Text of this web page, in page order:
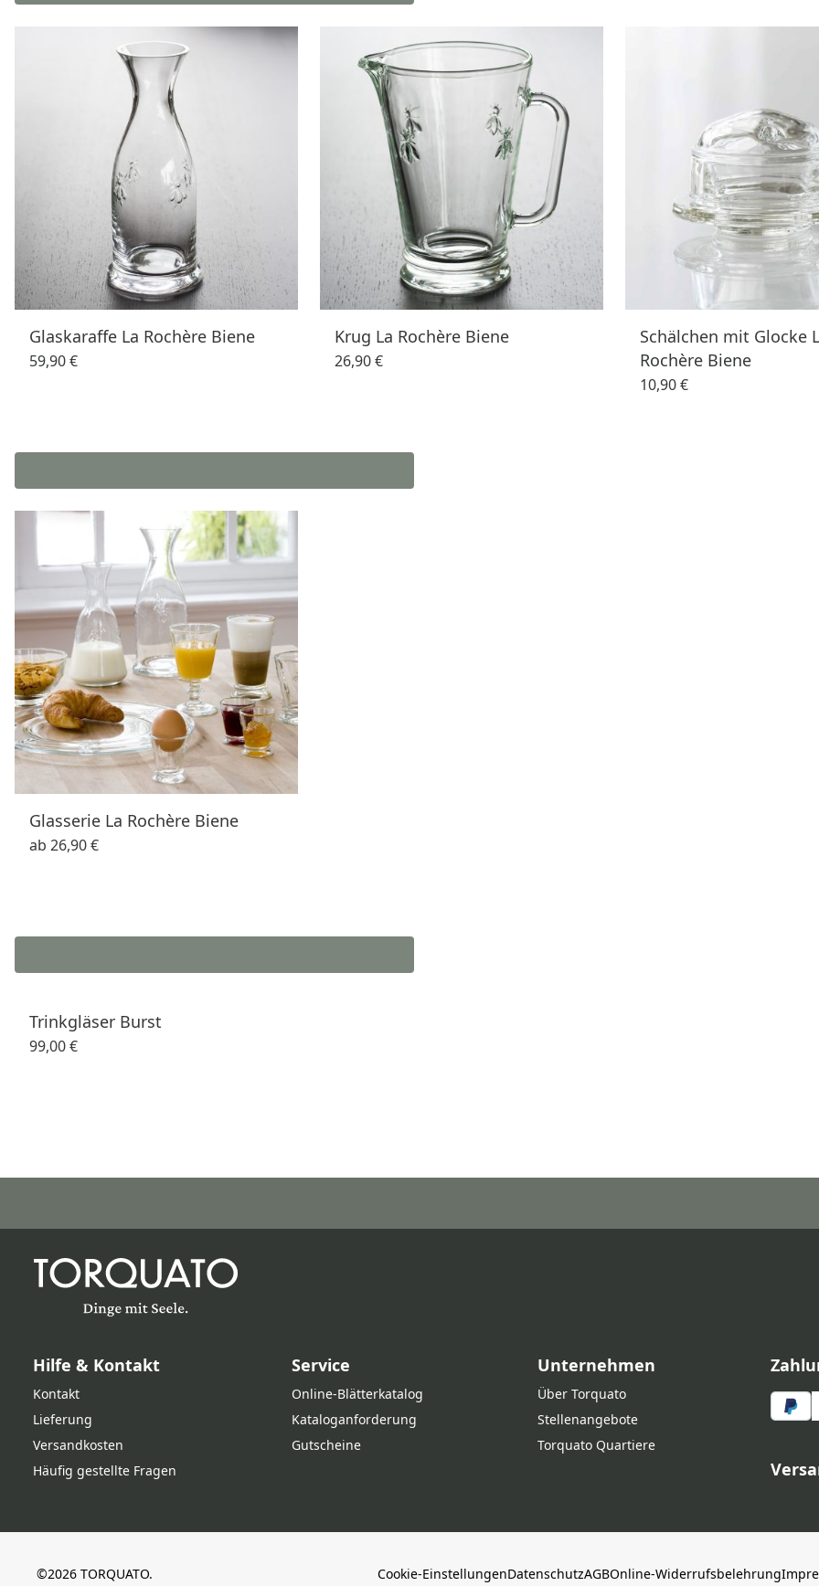
Glaskaraffe La Rochère Biene
59,90 €
Krug La Rochère Biene
26,90 €
Schälchen mit Glocke
Rochère Biene
10,90 €
Glasserie La Rochère Biene
ab 26,90 €
Trinkgläser Burst
99,00 €
Hilfe & Kontakt
Kontakt
Lieferung
Versandkosten
Häufig gestellte Fragen
Service
Online‑Blätterkatalog
Kataloganforderung
Gutscheine
Unternehmen
Über Torquato
Stellenangebote
Torquato Quartiere
©2026 TORQUATO. Cookie-EinstellungenDatenschutzAGBOnline-Widerrufsbelehrung